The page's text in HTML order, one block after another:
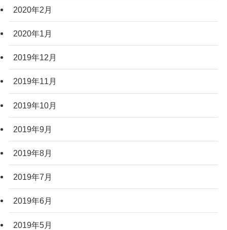
2020年2月
2020年1月
2019年12月
2019年11月
2019年10月
2019年9月
2019年8月
2019年7月
2019年6月
2019年5月